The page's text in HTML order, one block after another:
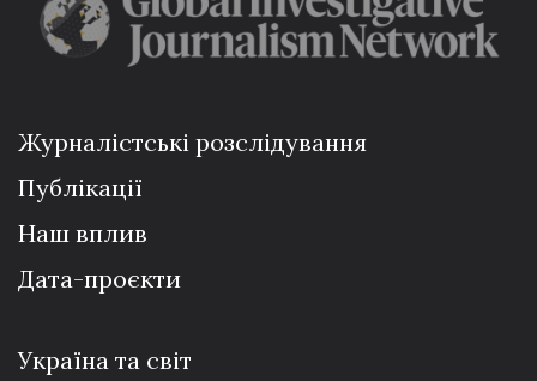
Журналістські розслідування
Публікації
Наш вплив
Дата-проєкти
Україна та світ